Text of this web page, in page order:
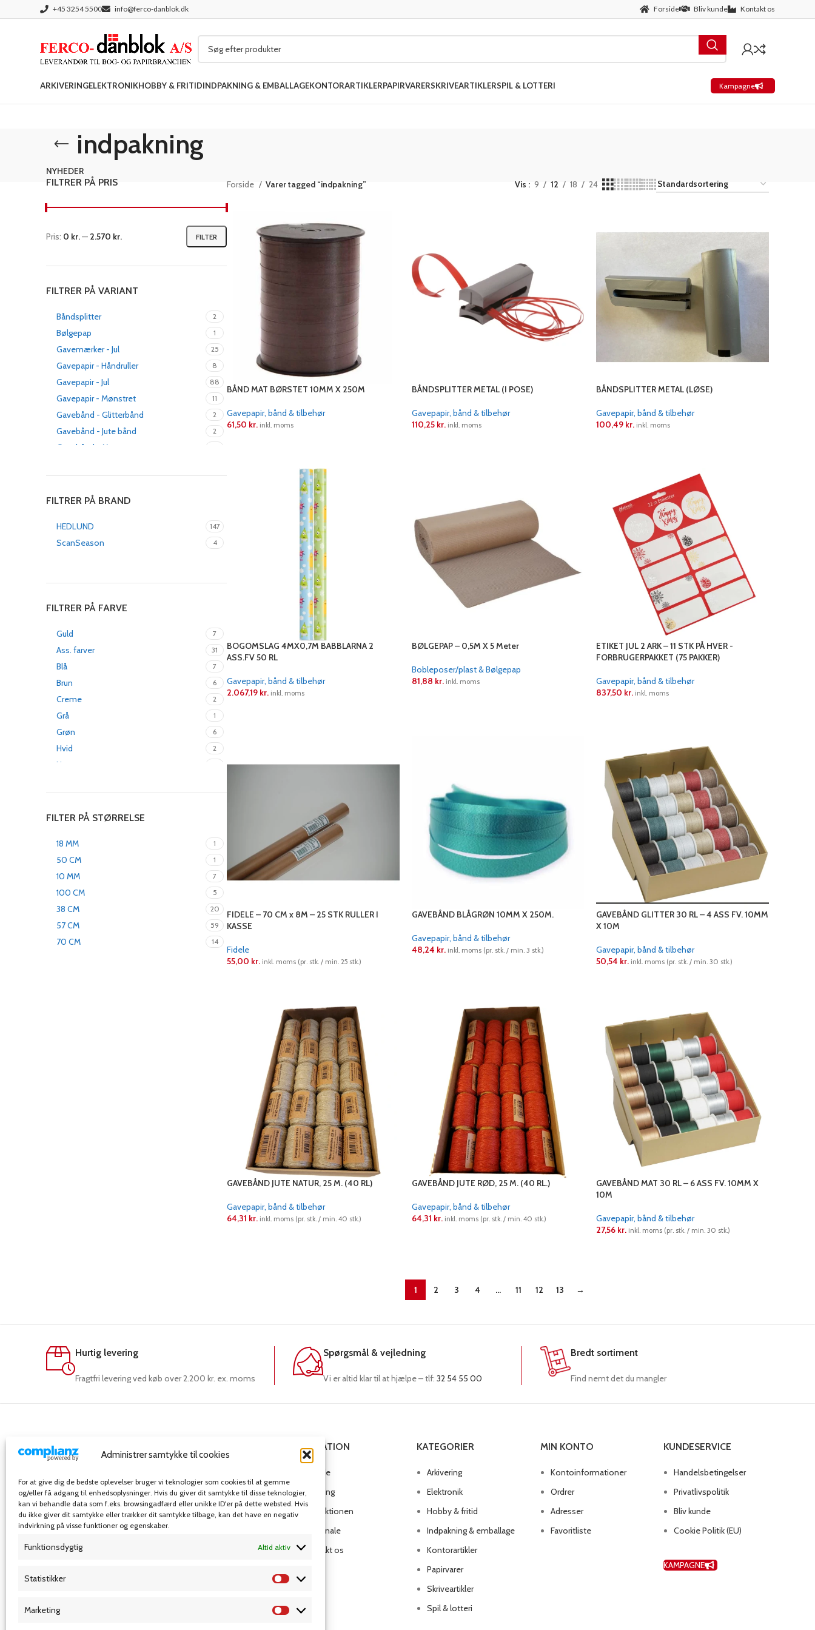
Administrer samtykke til cookies
For at give dig de bedste oplevelser bruger vi teknologier som cookies til at gemme
og/eller få adgang til enhedsoplysninger. Hvis du giver dit samtykke til disse teknologier,
kan vi behandle data som f.eks. browsingadfærd eller unikke ID'er på dette websted. Hvis
du ikke giver dit samtykke eller trækker dit samtykke tilbage, kan det have en negativ
indvirkning på visse funktioner og egenskaber.
Funktionsdygtig Altid aktiv
Statistikker
Marketing
+45 3254 5500 info@ferco-danblok.dk Forside Bliv kunde Kontakt os
ARKIVERINGELEKTRONIKHOBBY & FRITIDINDPAKNING & EMBALLAGEKONTORARTIKLERPAPIRVARERSKRIVEARTIKLERSPIL & LOTTERI Kampagne
indpakning
NYHEDER
FILTRER PÅ PRIS
FILTER
Pris: 0 kr.— 2.570 kr.
FILTRER PÅ VARIANT
Båndsplitter 2
Bølgepap 1
Gavemærker - Jul 25
Gavepapir - Håndruller 8
Gavepapir - Jul 88
Gavepapir - Mønstret 11
Gavebånd - Glitterbånd 2
Gavebånd - Jute bånd 2
Gavebånd - Mat
Rosetter
FILTRER PÅ BRAND
HEDLUND 147
ScanSeason 4
FILTRER PÅ FARVE
Guld 7
Ass. farver 31
Blå 7
Brun 6
Creme 2
Grå 1
Grøn 6
Hvid 2
Natur
Sølv
FILTER PÅ STØRRELSE
18 MM 1
50 CM 1
10 MM 7
100 CM 5
38 CM 20
57 CM 59
70 CM 14
Forside Varer tagged “indpakning” Vis 9 12 18 24
BÅND MAT BØRSTET 10MM X 250M
Gavepapir, bånd & tilbehør
61,50 kr. inkl. moms
BÅNDSPLITTER METAL (I POSE)
Gavepapir, bånd & tilbehør
110,25 kr. inkl. moms
BÅNDSPLITTER METAL (LØSE)
Gavepapir, bånd & tilbehør
100,49 kr. inkl. moms
BOGOMSLAG 4MX0,7M BABBLARNA 2
ASS.FV 50 RL
Gavepapir, bånd & tilbehør
2.067,19 kr. inkl. moms
BØLGEPAP – 0,5M X 5 Meter
Bobleposer/plast & Bølgepap
81,88 kr. inkl. moms
ETIKET JUL 2 ARK – 11 STK PÅ HVER -
FORBRUGERPAKKET (75 PAKKER)
Gavepapir, bånd & tilbehør
837,50 kr. inkl. moms
FIDELE – 70 CM x 8M – 25 STK RULLER I
KASSE
Fidele
55,00 kr. inkl. moms (pr. stk. / min. 25 stk.)
GAVEBÅND BLÅGRØN 10MM X 250M.
Gavepapir, bånd & tilbehør
48,24 kr. inkl. moms (pr. stk. / min. 3 stk.)
GAVEBÅND GLITTER 30 RL – 4 ASS FV. 10MM
X 10M
Gavepapir, bånd & tilbehør
50,54 kr. inkl. moms (pr. stk. / min. 30 stk.)
GAVEBÅND JUTE NATUR, 25 M. (40 RL)
Gavepapir, bånd & tilbehør
64,31 kr. inkl. moms (pr. stk. / min. 40 stk.)
GAVEBÅND JUTE RØD, 25 M. (40 RL.)
Gavepapir, bånd & tilbehør
64,31 kr. inkl. moms (pr. stk. / min. 40 stk.)
GAVEBÅND MAT 30 RL – 6 ASS FV. 10MM X
10M
Gavepapir, bånd & tilbehør
27,56 kr. inkl. moms (pr. stk. / min. 30 stk.)
1 2 3 4 … 11 12 13 →
Hurtig levering
Fragtfri levering ved køb over 2.200 kr. ex. moms
Spørgsmål & vejledning
Vi er altid klar til at hjælpe – tlf:32 54 55 00
Bredt sortiment
Find nemt det du mangler
FERCO-Danblok A/S
Rosenkæret 31,
2860 Søborg – Danmark
Telefon: 32 54 55 00
E-mail: info@ferco-danblok.dk
NAVIGATION
Forside
Omkring
Produktionen
Personale
Kontakt os
KATEGORIER
Arkivering
Elektronik
Hobby & fritid
Indpakning & emballage
Kontorartikler
Papirvarer
Skriveartikler
Spil & lotteri
MIN KONTO
Kontoinformationer
Ordrer
Adresser
Favoritliste
KUNDESERVICE
Handelsbetingelser
Privatlivspolitik
Bliv kunde
Cookie Politik (EU)
KAMPAGNE